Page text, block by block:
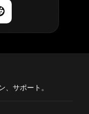
、サポート。